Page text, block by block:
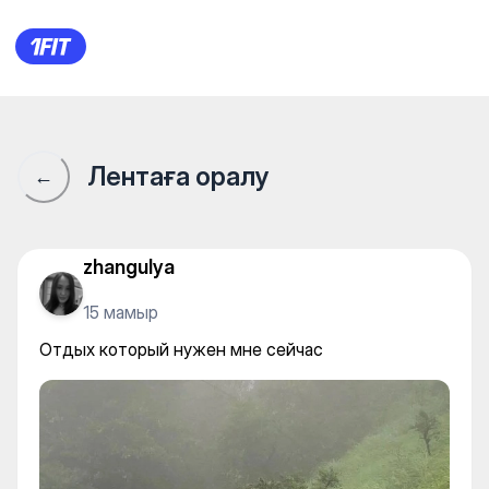
Отдых который нужен мне
← Лентаға оралу
zhangulya
15 мамыр
Отдых который нужен мне сейчас